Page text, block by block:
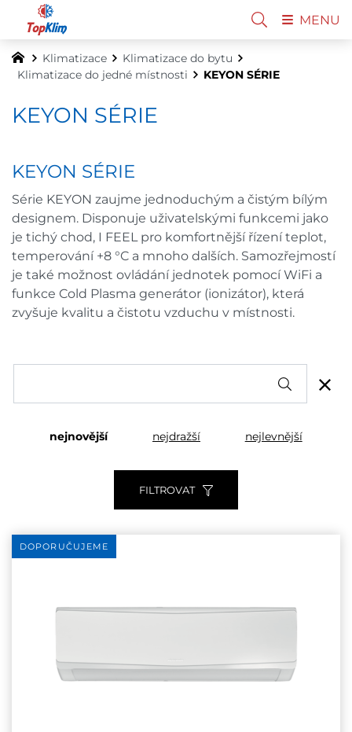
Klimatizace
Klimatizace do bytu
Klimatizace do jedné místnosti
KEYON SÉRIE
KEYON SÉRIE
KEYON SÉRIE
Série KEYON zaujme jednoduchým a čistým bílým
designem. Disponuje uživatelskými funkcemi jako
je tichý chod, I FEEL pro komfortnější řízení teplot,
temperování +8 °C a mnoho dalších. Samozřejmostí
je také možnost ovládání jednotek pomocí WiFi a
funkce Cold Plasma generátor (ionizátor), která
zvyšuje kvalitu a čistotu vzduchu v místnosti.
FILTROVAT
nejnovější nejdražší nejlevnější
DOPORUČUJEME
MENU